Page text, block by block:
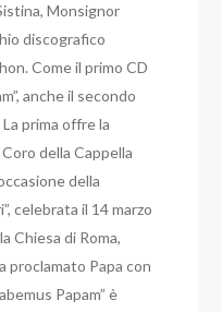
Monsignor
discografico
Come il primo CD
anche il secondo
prima offre la
della Cappella
della
celebrata il 14 marzo
Chiesa di Roma,
proclamato Papa con
Papam” è